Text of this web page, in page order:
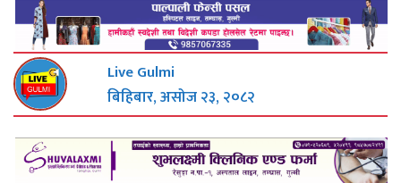
Live Gulmi
बिहिबार, असोज २३, २०८२